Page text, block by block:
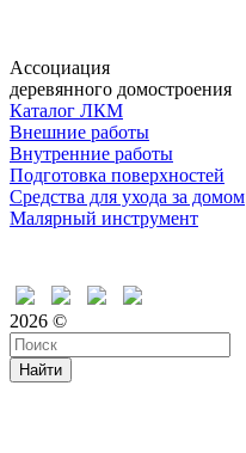
Ассоциация
деревянного домостроения
Каталог ЛКМ
Внешние работы
Внутренние работы
Подготовка поверхностей
Средства для ухода за домом
Малярный инструмент
2026 ©
Найти